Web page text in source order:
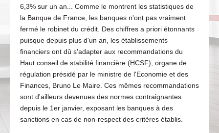
6,3% sur un an... Comme le montrent les statistiques de
la Banque de France, les banques n'ont pas vraiment
fermé le robinet du crédit. Des chiffres a priori étonnants
puisque depuis plus d'un an, les établissements
financiers ont dû s'adapter aux recommandations du
Haut conseil de stabilité financière (HCSF), organe de
régulation présidé par le ministre de l'Economie et des
Finances, Bruno Le Maire. Ces mêmes recommandations
sont d'ailleurs devenues des normes contraignantes
depuis le 1er janvier, exposant les banques à des
sanctions en cas de non-respect des critères établis.